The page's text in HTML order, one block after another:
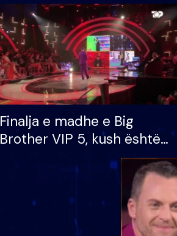
Finalja e madhe e Big
Brother VIP 5, kush është
banori i parë që lë shtëpinë
dhe humb mundësinë për
të fituar çmimin e madh